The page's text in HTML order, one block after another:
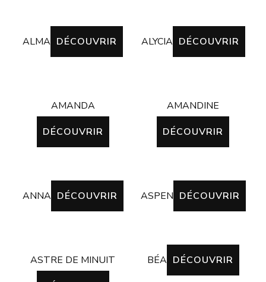
ALMA DÉCOUVRIR ALYCIA DÉCOUVRIR
AMANDA
DÉCOUVRIR
AMANDINE
DÉCOUVRIR
ANNA DÉCOUVRIR ASPEN DÉCOUVRIR
ASTRE DE MINUIT
BÉA DÉCOUVRIR